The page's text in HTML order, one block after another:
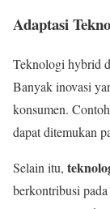
Adaptasi
Teknologi hybrid
Banyak inovasi
konsumen.
dapat ditemukan
Selain itu,
berkontribusi